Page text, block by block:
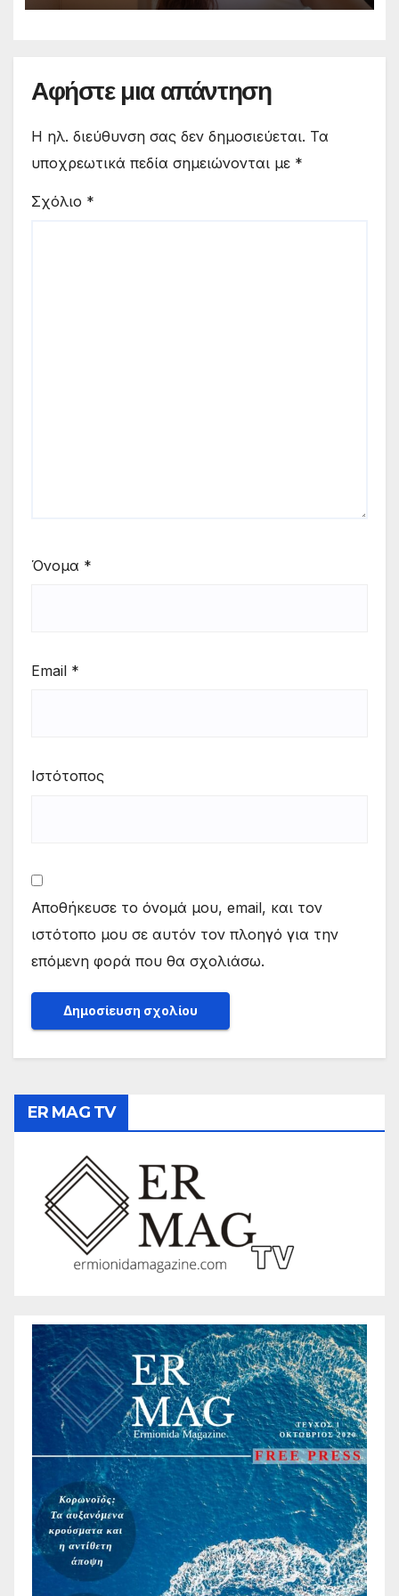
Αφήστε μια απάντηση
Η ηλ. διεύθυνση σας δεν δημοσιεύεται. Τα
υποχρεωτικά πεδία σημειώνονται με *
Σχόλιο *
Όνομα *
Email *
Ιστότοπος
Αποθήκευσε το όνομά μου, email, και τον
ιστότοπο μου σε αυτόν τον πλοηγό για την
επόμενη φορά που θα σχολιάσω.
ER MAG TV